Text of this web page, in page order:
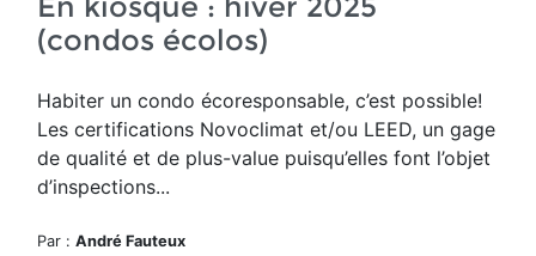
(condos écolos)
Habiter un condo écoresponsable, c’est possible!
Les certifications Novoclimat et/ou LEED, un gage
de qualité et de plus-value puisqu’elles font l’objet
d’inspections...
Par : André Fauteux